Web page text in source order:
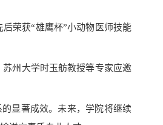
后荣获“雄鹰杯”小动物医师技能
州大学时玉舫教授等专家应邀
显著成效。未来，学院将继续